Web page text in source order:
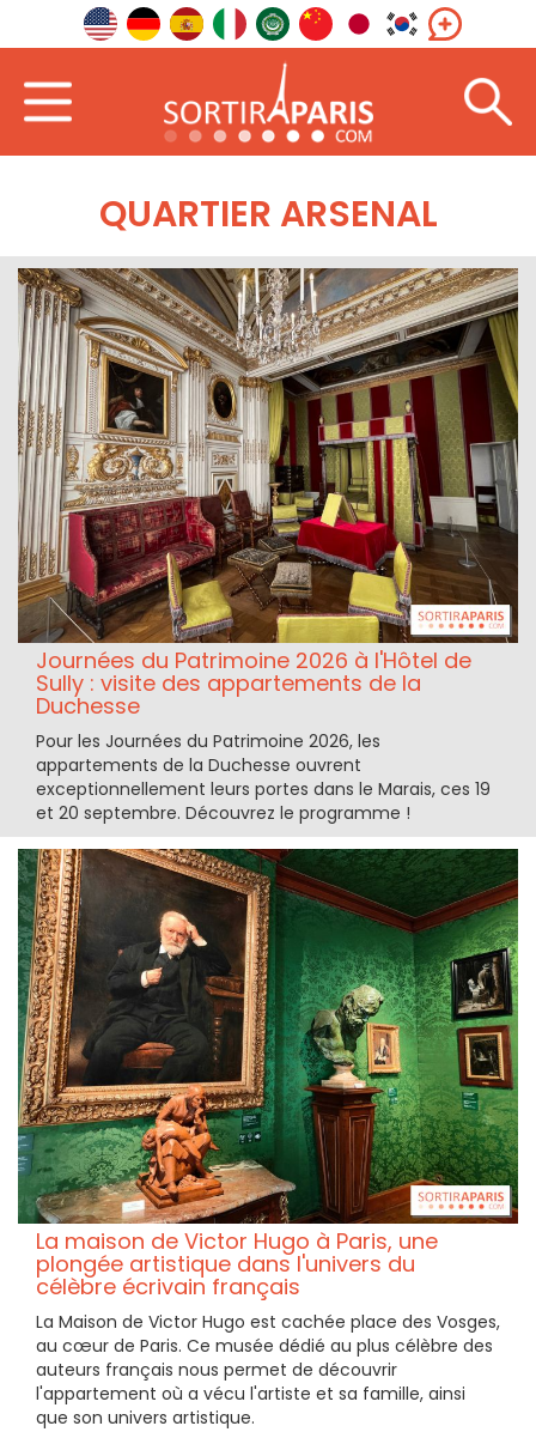
QUARTIER ARSENAL
Journées du Patrimoine 2026 à l'Hôtel de
Sully : visite des appartements de la
Duchesse
Pour les Journées du Patrimoine 2026, les
appartements de la Duchesse ouvrent
exceptionnellement leurs portes dans le Marais, ces 19
et 20 septembre. Découvrez le programme !
La maison de Victor Hugo à Paris, une
plongée artistique dans l'univers du
célèbre écrivain français
La Maison de Victor Hugo est cachée place des Vosges,
au cœur de Paris. Ce musée dédié au plus célèbre des
auteurs français nous permet de découvrir
l'appartement où a vécu l'artiste et sa famille, ainsi
que son univers artistique.